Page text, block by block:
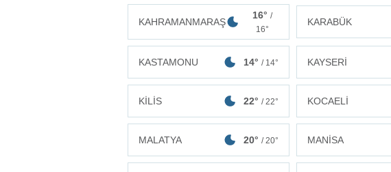
KAHRAMANMARAŞ
16° /
16°
KARABÜK
KASTAMONU 14° / 14° KAYSERİ
KİLİS 22° / 22° KOCAELİ
MALATYA 20° / 20° MANİSA